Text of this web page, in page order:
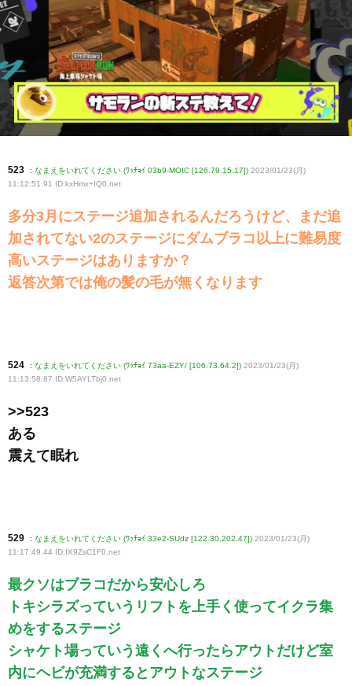
523 : なまえをいれてください (ﾜｯﾁｮｲ 03b9-MOIC [126.79.15.17]) 2023/01/23(月)
11:12:51.91 ID:kxHmx+IQ0 .net
多分3月にステージ追加されるんだろうけど、まだ追
加されてない2のステージにダムブラコ以上に難易度
高いステージはありますか？
返答次第では俺の髪の毛が無くなります
524 : なまえをいれてください (ﾜｯﾁｮｲ 73aa-EZY/ [106.73.64.2]) 2023/01/23(月)
11:13:58.87 ID:W5AYLTbj0 .net
>>523
ある
震えて眠れ
529 : なまえをいれてください (ﾜｯﾁｮｲ 33e2-SUdz [122.30.202.47]) 2023/01/23(月)
11:17:49.44 ID:IX9ZsC1F0.net
最クソはブラコだから安心しろ
トキシラズっていうリフトを上手く使ってイクラ集
めをするステージ
シャケト場っていう遠くへ行ったらアウトだけど室
内にヘビが充満するとアウトなステージ